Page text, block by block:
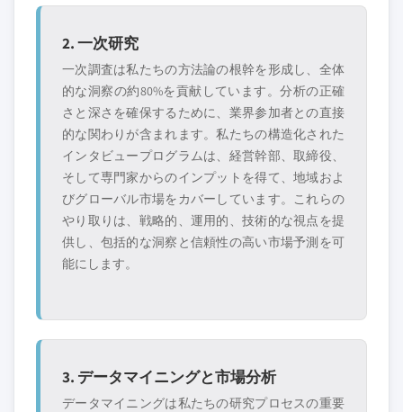
2. 一次研究
一次調査は私たちの方法論の根幹を形成し、全体
的な洞察の約80%を貢献しています。分析の正確
さと深さを確保するために、業界参加者との直接
的な関わりが含まれます。私たちの構造化された
インタビュープログラムは、経営幹部、取締役、
そして専門家からのインプットを得て、地域およ
びグローバル市場をカバーしています。これらの
やり取りは、戦略的、運用的、技術的な視点を提
供し、包括的な洞察と信頼性の高い市場予測を可
能にします。
3. データマイニングと市場分析
データマイニングは私たちの研究プロセスの重要